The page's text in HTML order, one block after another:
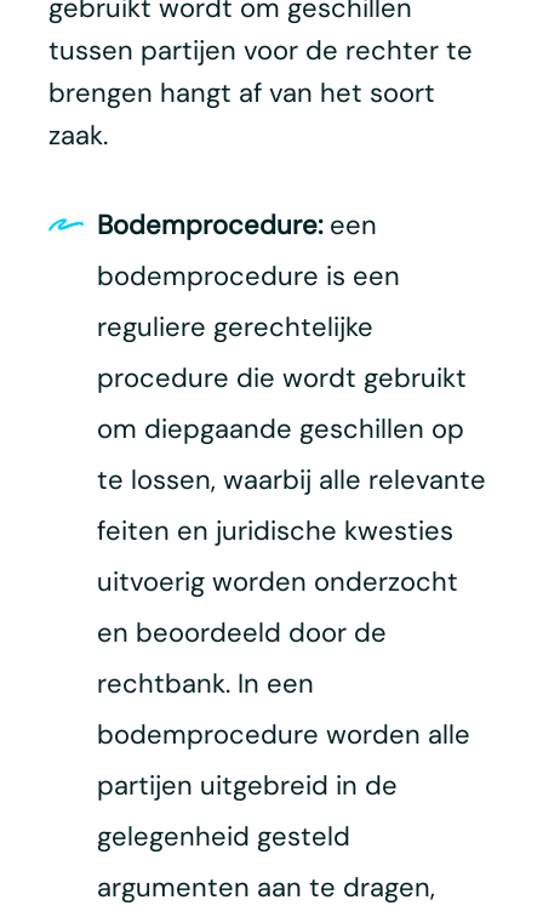
gebruikt wordt om geschillen
tussen partijen voor de rechter te
brengen hangt af van het soort
zaak.
Bodemprocedure:een
bodemprocedure is een
reguliere gerechtelijke
procedure die wordt gebruikt
om diepgaande geschillen op
te lossen, waarbij alle relevante
feiten en juridische kwesties
uitvoerig worden onderzocht
en beoordeeld door de
rechtbank. In een
bodemprocedure worden alle
partijen uitgebreid in de
gelegenheid gesteld
argumenten aan te dragen,